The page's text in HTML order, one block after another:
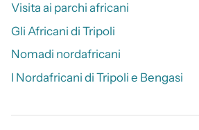
Visita ai parchi africani
Gli Africani di Tripoli
Nomadi nordafricani
I Nordafricani di Tripoli e Bengasi